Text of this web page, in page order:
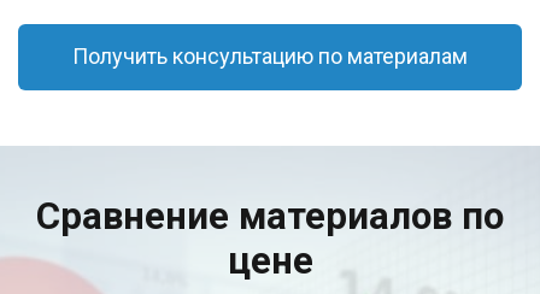
Получить консультацию по материалам
Сравнение материалов по
цене